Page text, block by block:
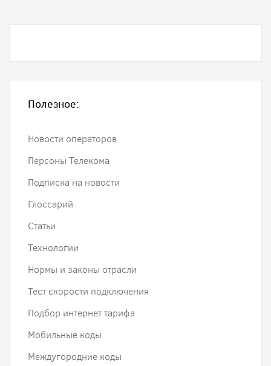
Полезное:
Новости операторов
Персоны Телекома
Подписка на новости
Глоссарий
Статьи
Технологии
Нормы и законы отрасли
Тест скорости подключения
Подбор интернет тарифа
Мобильные коды
Междугородние коды